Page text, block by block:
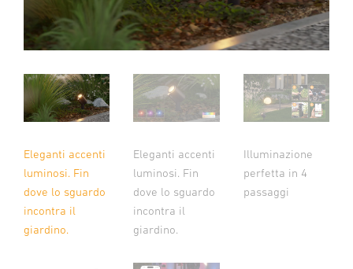
Eleganti accenti
luminosi. Fin
dove lo sguardo
incontra il
giardino.
Eleganti accenti
luminosi. Fin
dove lo sguardo
incontra il
giardino.
Illuminazione
perfetta in 4
passaggi